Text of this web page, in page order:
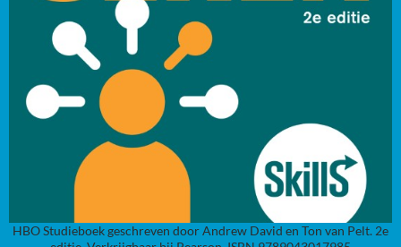
HBO Studieboek geschreven door Andrew David en Ton van Pelt. 2e